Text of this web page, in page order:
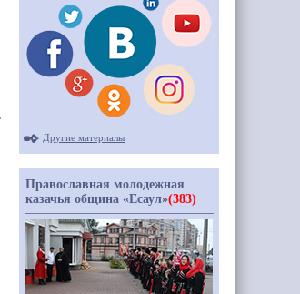
Другие материалы
Православная молодежная
казачья община «Есаул»(383)